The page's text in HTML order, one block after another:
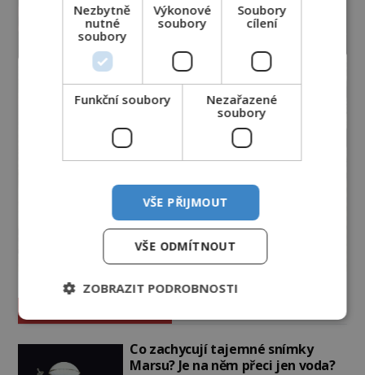
Co zachycují tajemné snímky
Marsu? Je na něm přeci jen voda?
Nezbytně
nutné
soubory
Výkonové
soubory
Soubory
cílení
Funkční soubory
Nezařazené
soubory
VŠE PŘIJMOUT
VŠE ODMÍTNOUT
ZOBRAZIT PODROBNOSTI